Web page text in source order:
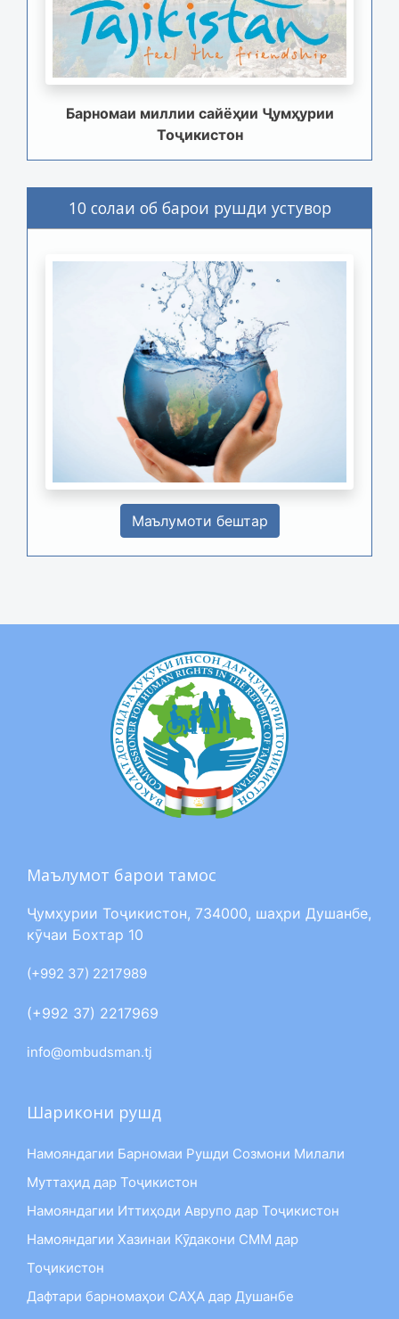
Барномаи миллии сайёҳии Ҷумҳурии
Тоҷикистон
10 солаи об барои рушди устувор
Маълумоти бештар
Маълумот барои тамос
Ҷумҳурии Тоҷикистон, 734000, шаҳри Душанбе,
кӯчаи Бохтар 10
(+992 37) 2217989
(+992 37) 2217969
info@ombudsman.tj
Шарикони рушд
Намояндагии Барномаи Рушди Созмони Милали
Муттаҳид дар Тоҷикистон
Намояндагии Иттиҳоди Аврупо дар Тоҷикистон
Намояндагии Хазинаи Кӯдакони СММ дар
Тоҷикистон
Дафтари барномаҳои САҲА дар Душанбе